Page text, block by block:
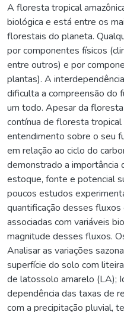
A floresta tropical
biológica e está entre os
florestais do planeta.
por componentes físicos
entre outros) e por
plantas). A
dificulta a compreensão do
um todo. Apesar da
contínua de floresta tropical
entendimento sobre o seu
em relação ao ciclo do
demonstrado a importância
estoque, fonte e potencial
poucos estudos
quantificação desses fluxos
associadas com variáveis
magnitude desses fluxos.
Analisar as variações
superfície do solo com
de latossolo amarelo (LA);
dependência das taxas de
com a precipitação pluvial,